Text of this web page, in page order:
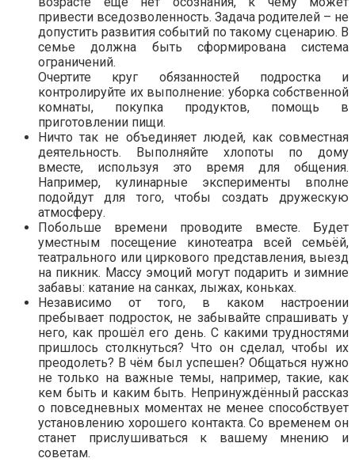
привести вседозволенность. Задача родителей – не
допустить развития событий по такому сценарию. В
семье должна быть сформирована система
ограничений.
Очертите круг обязанностей подростка и
контролируйте их выполнение: уборка собственной
комнаты, покупка продуктов, помощь в
приготовлении пищи.
Ничто так не объединяет людей, как совместная
деятельность. Выполняйте хлопоты по дому
вместе, используя это время для общения.
Например, кулинарные эксперименты вполне
подойдут для того, чтобы создать дружескую
атмосферу.
Побольше времени проводите вместе. Будет
уместным посещение кинотеатра всей семьёй,
театрального или циркового представления, выезд
на пикник. Массу эмоций могут подарить и зимние
забавы: катание на санках, лыжах, коньках.
Независимо от того, в каком настроении
пребывает подросток, не забывайте спрашивать у
него, как прошёл его день. С какими трудностями
пришлось столкнуться? Что он сделал, чтобы их
преодолеть? В чём был успешен? Общаться нужно
не только на важные темы, например, такие, как
кем быть и каким быть. Непринуждённый рассказ
о повседневных моментах не менее способствует
установлению хорошего контакта. Со временем он
станет прислушиваться к вашему мнению и
советам.